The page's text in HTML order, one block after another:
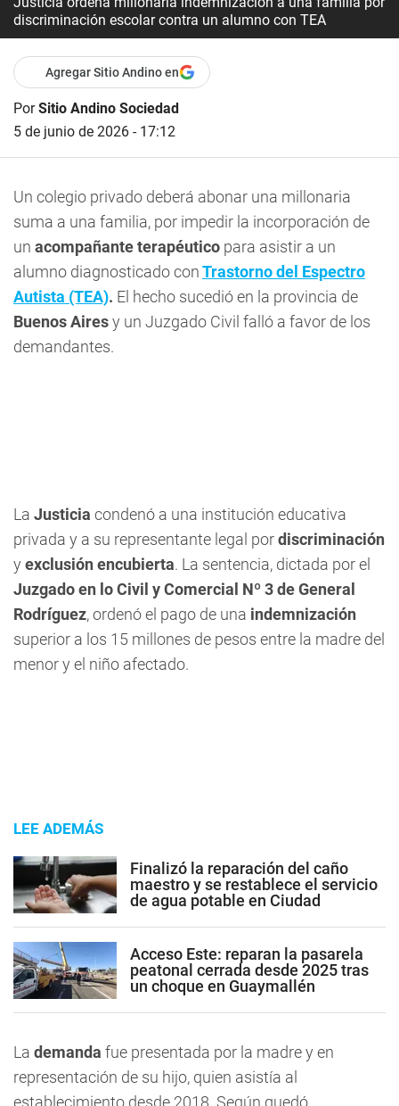
discriminación escolar contra un alumno con TEA
Agregar Sitio Andino en
PorSitio Andino Sociedad
5 de junio de 2026 - 17:12
Un colegio privado deberá abonar una millonaria
suma a una familia, por impedir la incorporación de
un acompañante terapéutico para asistir a un
alumno diagnosticado conTrastorno del Espectro
Autista (TEA). El hecho sucedió en la provincia de
Buenos Airesy un Juzgado Civil falló a favor de los
demandantes.
La Justicia condenó a una institución educativa
privada y a su representante legal pordiscriminación
y exclusión encubierta. La sentencia, dictada por el
Juzgado en lo Civil y Comercial Nº 3 de General
Rodríguez, ordenó el pago de una indemnización
superior a los 15 millones de pesos entre la madre del
menor y el niño afectado.
LEE ADEMÁS
Finalizó la reparación del caño
maestro y se restablece el servicio
de agua potable en Ciudad
Acceso Este: reparan la pasarela
peatonal cerrada desde 2025 tras
un choque en Guaymallén
La demanda fue presentada por la madre y en
representación de su hijo, quien asistía al